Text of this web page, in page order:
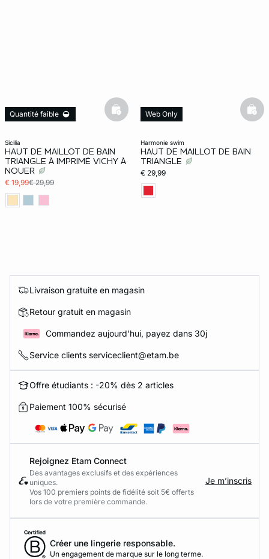
sicilia
HAUT DE MAILLOT DE BAIN
TRIANGLE À IMPRIMÉ VICHY À
NOUER
€ 19,99€ 29,99
Quantité faible basketfull
harmonie swim
HAUT DE MAILLOT DE BAIN
TRIANGLE
€ 29,99
Web Only
Livraison gratuite en magasin
Retour gratuit en magasin
Commandez aujourd'hui, payez dans 30j
Service clients serviceclient@etam.be
Offre étudiants : -20% dès 2 articles
Paiement 100% sécurisé
Rejoignez Etam Connect
Des avantages exclusifs et des expériences
uniques.
Vos 100 premiers points de fidélité soit 5€ offerts
lors de votre première commande.​
Je m’inscris
Créer une lingerie responsable.
Un engagement de marque sur le long terme.